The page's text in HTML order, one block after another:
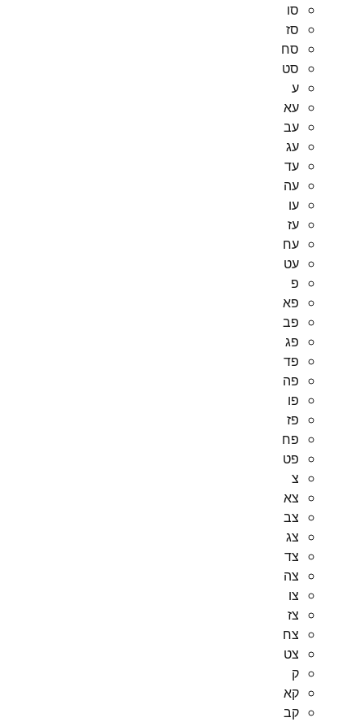
סו
סז
סח
סט
ע
עא
עב
עג
עד
עה
עו
עז
עח
עט
פ
פא
פב
פג
פד
פה
פו
פז
פח
פט
צ
צא
צב
צג
צד
צה
צו
צז
צח
צט
ק
קא
קב